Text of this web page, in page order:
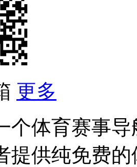
更多
个体育赛事
提供纯免费